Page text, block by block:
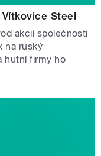
Steel
akcií společnosti
na ruský
hutní firmy ho